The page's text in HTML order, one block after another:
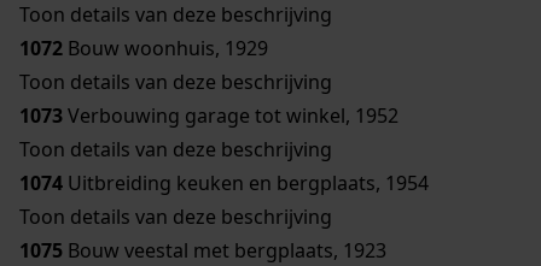
Toon details van deze beschrijving
1072 Bouw woonhuis, 1929
Toon details van deze beschrijving
1073Verbouwing garage tot winkel, 1952
Toon details van deze beschrijving
1074 Uitbreiding keuken en bergplaats, 1954
Toon details van deze beschrijving
1075 Bouw veestal met bergplaats, 1923